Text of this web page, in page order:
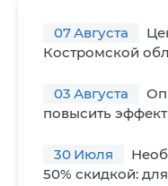
07Августа
Костромской
03 Августа
повысить
30 Июля
50% скидкой: